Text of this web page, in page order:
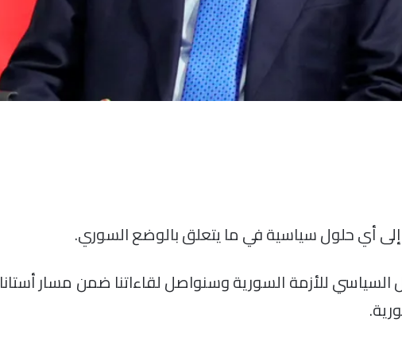
إلى أي حلول سياسية في ما يتعلق بالوضع السوري.
السياسي للأزمة السورية وسنواصل لقاءاتنا ضمن مسار أستانا